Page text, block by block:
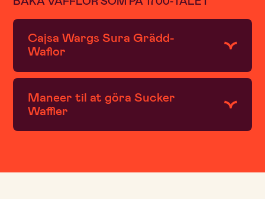
Cajsa Wargs Sura Grädd-
Waflor
Maneer til at göra Sucker
Waffler